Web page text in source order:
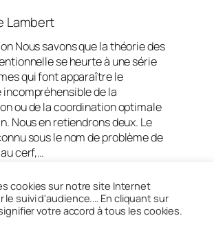
Lambert
Nous savons que la théorie des
se heurte à une série
qui font apparaître le
de la
ou de la coordination optimale
Nous en retiendrons deux. Le
sous le nom de problème de
cerf,…
cookies sur notre site Internet
suivi d'audience.… En cliquant sur
votre accord à tous les cookies.